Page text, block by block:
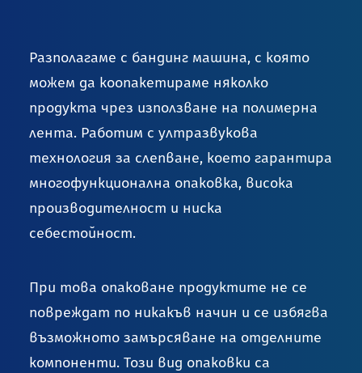
Разполагаме с бандинг машина, с която
можем да коопакетираме няколко
продукта чрез използване на полимерна
лента. Работим с ултразвукова
технология за слепване, което гарантира
многофункционална опаковка, висока
производителност и ниска
себестойност.
При това опаковане продуктите не се
поврeждат по никакъв начин и се избягва
възможното замърсяване на отделните
компоненти. Този вид опаковки са